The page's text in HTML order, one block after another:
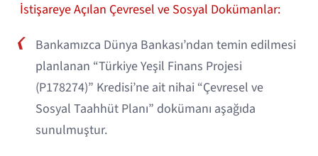
İstişareye Açılan Çevresel ve Sosyal Dokümanlar:
Bankamızca Dünya Bankası’ndan temin edilmesi
planlanan “Türkiye Yeşil Finans Projesi
(P178274)” Kredisi’ne ait nihai “Çevresel ve
Sosyal Taahhüt Planı” dokümanı aşağıda
sunulmuştur.